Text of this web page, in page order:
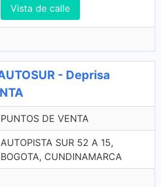
Vista de calle
- Deprisa
PUNTOS DE VENTA
AUTOPISTA SUR 52 A 15,
BOGOTA, CUNDINAMARCA